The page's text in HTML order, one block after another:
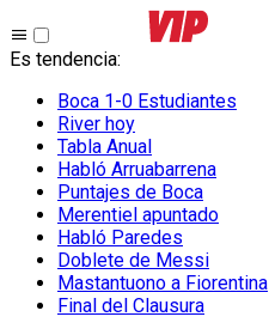
Es tendencia:
Boca 1-0 Estudiantes
River hoy
Tabla Anual
Habló Arruabarrena
Puntajes de Boca
Merentiel apuntado
Habló Paredes
Doblete de Messi
Mastantuono a Fiorentina
Final del Clausura